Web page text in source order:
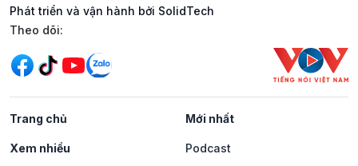
Phát triển và vận hành bởi SolidTech
Mạng xã hội
Theo dõi:
Trang chủ Mới nhất
Xem nhiều Podcast